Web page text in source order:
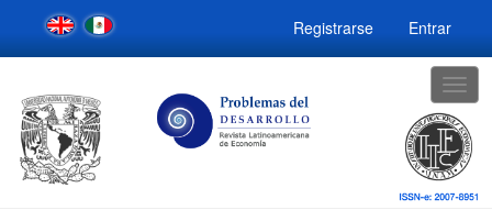
Navegación
principal
Contenido
Barra
lateral
Registrarse Entrar